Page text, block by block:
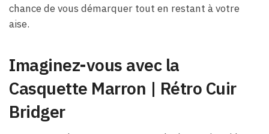
chance de vous démarquer tout en restant à votre
aise.
Imaginez-vous avec la
Casquette Marron | Rétro Cuir
Bridger